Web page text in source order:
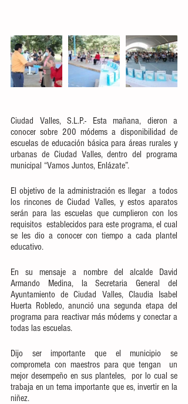
Ciudad Valles, S.L.P.- Esta mañana, dieron a
conocer sobre 200 módems a disponibilidad de
escuelas de educación básica para áreas rurales y
urbanas de Ciudad Valles, dentro del programa
municipal “Vamos Juntos, Enlázate”.
El objetivo de la administración es llegar  a todos
los rincones de Ciudad Valles, y estos aparatos
serán para las escuelas que cumplieron con los
requisitos  establecidos para este programa, el cual
se les dio a conocer con tiempo a cada plantel
educativo.
En su mensaje a nombre del alcalde David
Armando Medina, la Secretaria General del
Ayuntamiento de Ciudad Valles, Claudia Isabel
Huerta Robledo, anunció una segunda etapa del
programa para reactivar más módems y conectar a
todas las escuelas.
Dijo ser importante que el municipio se
comprometa con maestros para que tengan  un
mejor desempeño en sus planteles,  por lo cual se
trabaja en un tema importante que es, invertir en la
niñez.